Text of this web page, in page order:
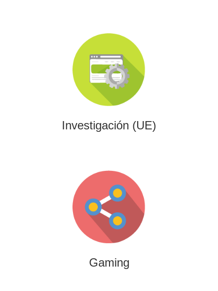
Investigación (UE)
Investigación (UE)
Impulsamos proyectos de I+D+i alineados con programas
europeos, conectando innovación tecnológica con
financiación estratégica.
Gaming
Gaming
Desarrollamos experiencias interactivas y videojuegos
que combinan entretenimiento, innovación y engagement
para marcas y audiencias.